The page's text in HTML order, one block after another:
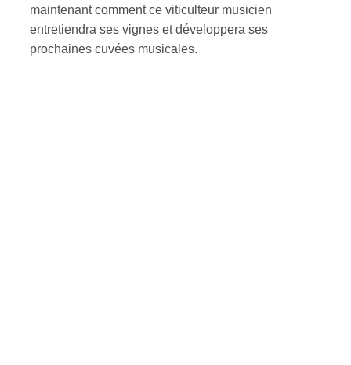
maintenant comment ce viticulteur musicien
entretiendra ses vignes et développera ses
prochaines cuvées musicales.